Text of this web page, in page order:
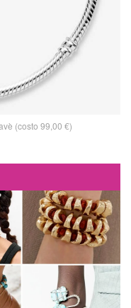
(costo 99,00 €)